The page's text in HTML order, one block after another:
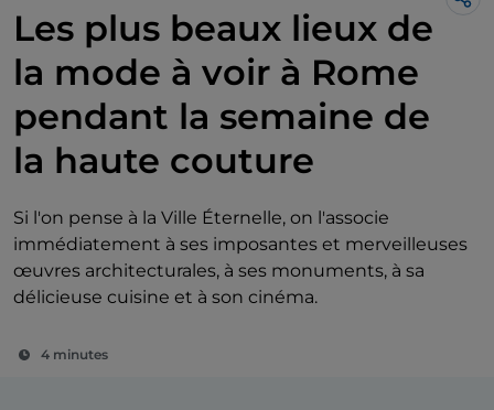
Les plus beaux lieux de
la mode à voir à Rome
pendant la semaine de
la haute couture
Si l'on pense à la Ville Éternelle, on l'associe
immédiatement à ses imposantes et merveilleuses
œuvres architecturales, à ses monuments, à sa
délicieuse cuisine et à son cinéma.
4 minutes